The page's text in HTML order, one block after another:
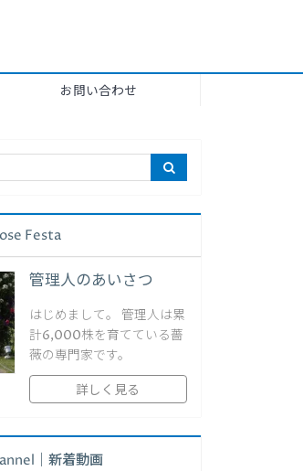
お問い合わせ
Festa
管理人のあいさつ
はじめまして。 管理人は累
計6,000株を育てている薔
薇の専門家です。
詳しく見る
｜新着動画